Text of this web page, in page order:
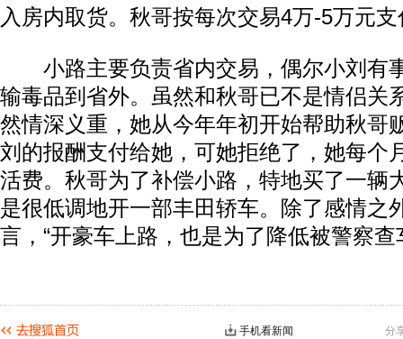
入房内取货。秋哥按每次交易4万-5万元
小路主要负责省内交易，偶尔小刘有
输毒品到省外。虽然和秋哥已不是情侣关
然情深义重，她从今年年初开始帮助秋哥
刘的报酬支付给她，可她拒绝了，她每个
活费。秋哥为了补偿小路，特地买了一辆
是很低调地开一部丰田轿车。除了感情之
言，“开豪车上路，也是为了降低被警察查
分
手机看新闻